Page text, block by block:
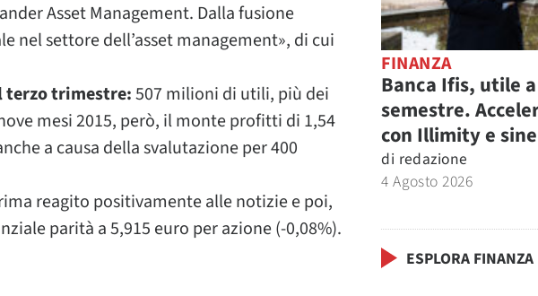
Asset Management. Dalla fusione
nel settore dell’asset management», di cui
terzo trimestre:507 milioni di utili, più dei
mesi 2015, però, il monte profitti di 1,54
a causa della svalutazione per 400
reagito positivamente alle notizie e poi,
parità a 5,915 euro per azione (-0,08%).
FINANZA
Banca Ifis, utile
semestre.
con Illimity e
di redazione
4 Agosto 2026
ESPLORA